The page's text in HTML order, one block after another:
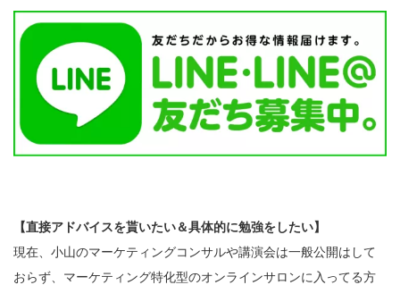
【直接アドバイスを貰いたい＆具体的に勉強をしたい】
現在、小山のマーケティングコンサルや講演会は一般公開はして
おらず、マーケティング特化型のオンラインサロンに入ってる方